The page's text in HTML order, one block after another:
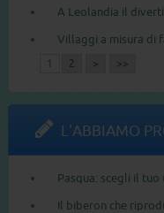
A Leolandia il
Villaggi a misura di
1 2 > >>
L'ABBIAMO
Pasqua: scegli il
Il biberon che